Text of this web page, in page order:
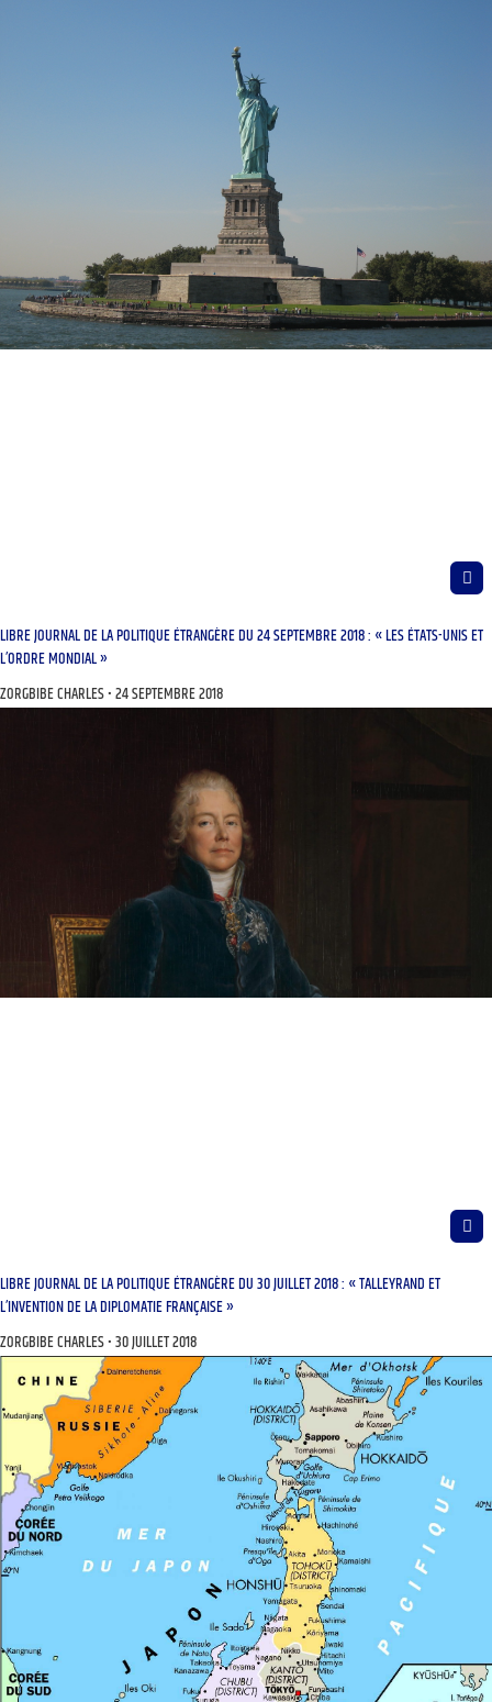
LIBRE JOURNAL DE LA POLITIQUE ÉTRANGÈRE DU 24 SEPTEMBRE 2018 : « LES ÉTATS-UNIS ET
L’ORDRE MONDIAL »
ZORGBIBE CHARLES 24 SEPTEMBRE 2018
LIBRE JOURNAL DE LA POLITIQUE ÉTRANGÈRE DU 30 JUILLET 2018 : « TALLEYRAND ET
L’INVENTION DE LA DIPLOMATIE FRANÇAISE »
ZORGBIBE CHARLES 30 JUILLET 2018